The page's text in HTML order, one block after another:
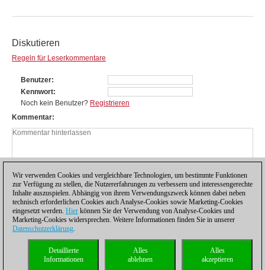
Diskutieren
Regeln für Leserkommentare
Benutzer
Kennwort
Noch kein Benutzer? Registrieren
Kommentar
Datenschutzhinweis| Kontakt| |Lizenzen
Compliance Hotline|
Wir verwenden Cookies und vergleichbare Technologien, um bestimmte Funktionen
zur Verfügung zu stellen, die Nutzererfahrungen zu verbessern und interessengerechte
Inhalte auszuspielen. Abhängig von ihrem Verwendungszweck können dabei neben
technisch erforderlichen Cookies auch Analyse-Cookies sowie Marketing-Cookies
eingesetzt werden. Hier können Sie der Verwendung von Analyse-Cookies und
Marketing-Cookies widersprechen. Weitere Informationen finden Sie in unserer
Datenschutzerklärung.
Alles
akzeptieren
Alles
ablehnen
Detaillierte
Informationen